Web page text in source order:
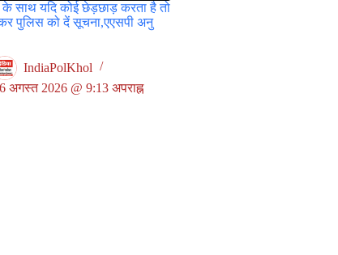
साथ यदि कोई छेड़छाड़ करता है तो
पुलिस को दें सूचना,एएसपी अनु
IndiaPolKhol
अगस्त 2026 @ 9:13 अपराह्न